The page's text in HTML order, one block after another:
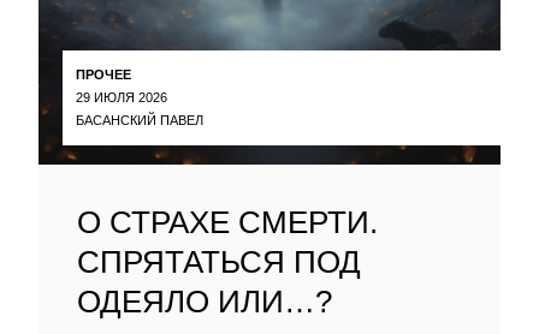
ПРОЧЕЕ
29 ИЮЛЯ 2026
БАСАНСКИЙ ПАВЕЛ
О СТРАХЕ СМЕРТИ.
СПРЯТАТЬСЯ ПОД
ОДЕЯЛО ИЛИ…?